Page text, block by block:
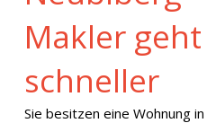
Makler geht
schneller
Sie besitzen eine Wohnung